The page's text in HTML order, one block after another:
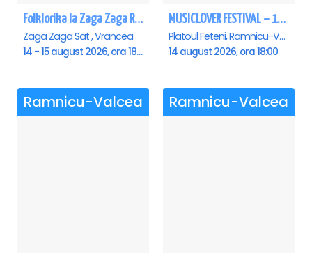
Folklorika la Zaga Zaga Resort - Anulat
Zaga Zaga Sat , Vrancea
14 - 15 august 2026, ora 18:00
MUSICLOVER FESTIVAL – 14 August – Puya, Johny Romano, Shift, Badd G, DJ Matei & Bogdanov
Platoul Feteni, Ramnicu-Valcea
14 august 2026, ora 18:00
Ramnicu-Valcea Ramnicu-Valcea